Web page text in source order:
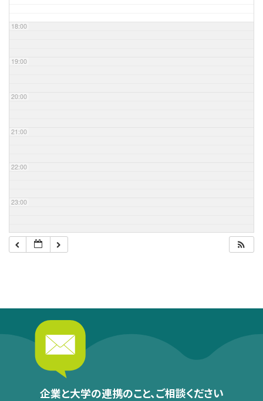
18:00
19:00
20:00
21:00
22:00
23:00
企業と大学の連携のこと、ご相談ください